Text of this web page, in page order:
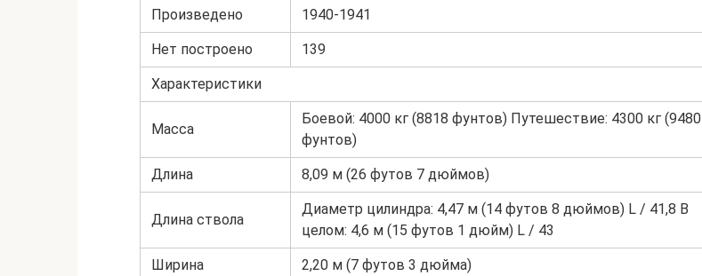
Произведено 1940-1941
Нет построено 139
Характеристики
Масса
Боевой: 4000 кг (8818 фунтов) Путешествие: 4300 кг (9480
фунтов)
Длина 8,09 м (26 футов 7 дюймов)
Длина ствола
Диаметр цилиндра: 4,47 м (14 футов 8 дюймов) L / 41,8 В
целом: 4,6 м (15 футов 1 дюйм) L / 43
Ширина 2,20 м (7 футов 3 дюйма)